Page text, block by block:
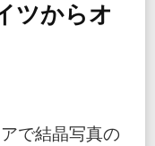
ツからオ
で結晶写真の